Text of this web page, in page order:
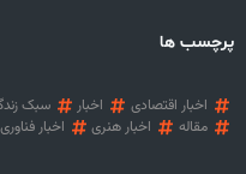
پرچسب ها
اخبار اقتصادی اخبار سبک
مقاله
اخبار هنری اخبار فناوری